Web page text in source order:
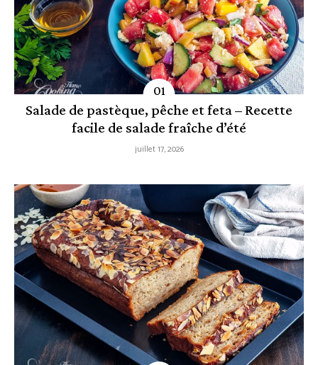
Salade de pastèque, pêche et feta – Recette
facile de salade fraîche d’été
juillet 17, 2026